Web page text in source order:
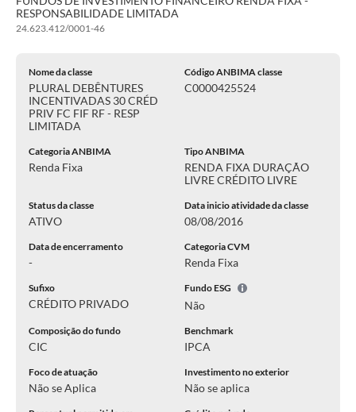
RESPONSABILIDADE LIMITADA
24.623.412/0001-46
Nome da classe
PLURAL DEBÊNTURES
INCENTIVADAS 30 CRÉD
PRIV FC FIF RF - RESP
LIMITADA
Código ANBIMA classe
C0000425524
Categoria ANBIMA
Renda Fixa
Tipo ANBIMA
RENDA FIXA DURAÇÃO
LIVRE CRÉDITO LIVRE
Status da classe
ATIVO
Data inicio atividade da classe
08/08/2016
Data de encerramento
-
Categoria CVM
Renda Fixa
Sufixo
CRÉDITO PRIVADO
Fundo ESG
Não
Composição do fundo
CIC
Benchmark
IPCA
Foco de atuação
Não se Aplica
Investimento no exterior
Não se aplica